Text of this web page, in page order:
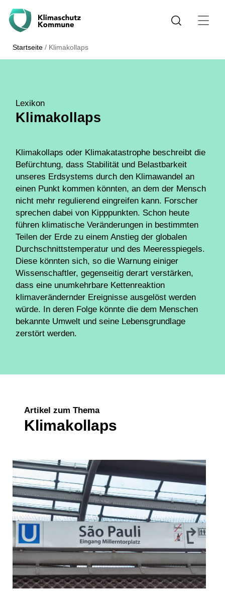
Startseite / Klimakollaps
Lexikon
Klimakollaps
Klimakollaps oder Klimakatastrophe beschreibt die
Befürchtung, dass Stabilität und Belastbarkeit
unseres Erdsystems durch den Klimawandel an
einen Punkt kommen könnten, an dem der Mensch
nicht mehr regulierend eingreifen kann. Forscher
sprechen dabei von Kipppunkten. Schon heute
führen klimatische Veränderungen in bestimmten
Teilen der Erde zu einem Anstieg der globalen
Durchschnittstemperatur und des Meeresspiegels.
Diese könnten sich, so die Warnung einiger
Wissenschaftler, gegenseitig derart verstärken,
dass eine unumkehrbare Kettenreaktion
klimaverändernder Ereignisse ausgelöst werden
würde. In deren Folge könnte die dem Menschen
bekannte Umwelt und seine Lebensgrundlage
zerstört werden.
Artikel zum Thema
Klimakollaps